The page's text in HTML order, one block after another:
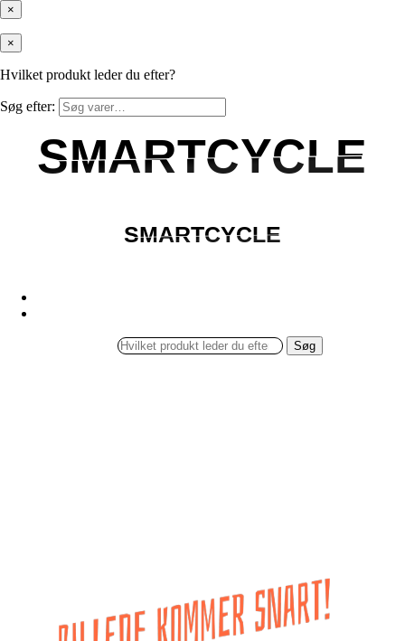
×
×
Hvilket produkt leder du efter?
Søg efter:
SMARTCYCLE
SMARTCYCLE
SMARTCYCLE
SMARTCYCLE
Søg